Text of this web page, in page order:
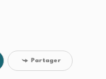
Partager